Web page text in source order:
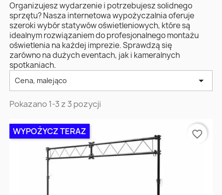
Organizujesz wydarzenie i potrzebujesz solidnego
sprzętu? Nasza internetowa wypożyczalnia oferuje
szeroki wybór statywów oświetleniowych, które są
idealnym rozwiązaniem do profesjonalnego montażu
oświetlenia na każdej imprezie. Sprawdzą się
zarówno na dużych eventach, jak i kameralnych
spotkaniach.
Cena, malejąco 
Pokazano 1-3 z 3 pozycji
WYPOŻYCZ TERAZ favorite_border